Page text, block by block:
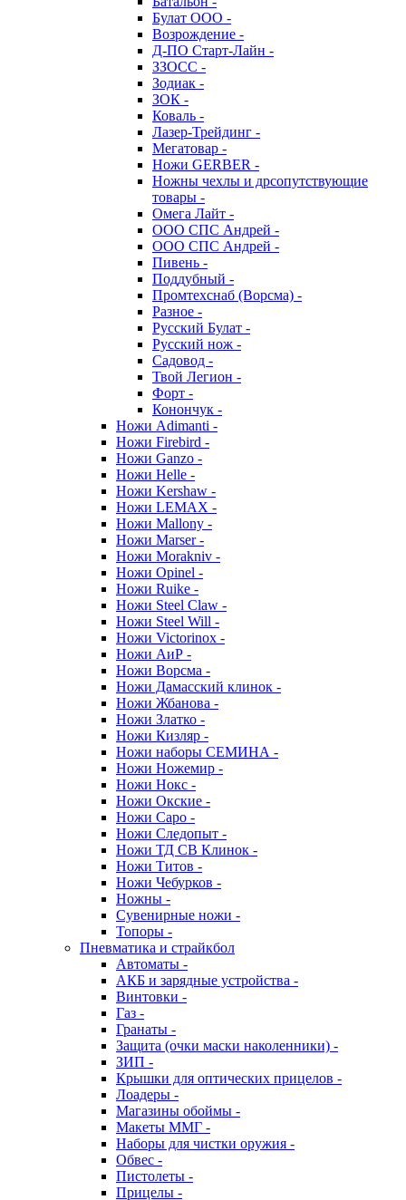
Булат ООО -
Возрождение -
Д-ПО Старт-Лайн -
ЗЗОСС -
Зодиак -
ЗОК -
Коваль -
Лазер-Трейдинг -
Мегатовар -
Ножи GERBER -
Ножны чехлы и дрсопутствующие
товары -
Омега Лайт -
ООО СПС Андрей -
ООО СПС Андрей -
Пивень -
Поддубный -
Промтехснаб (Ворсма) -
Разное -
Русский Булат -
Русский нож -
Садовод -
Твой Легион -
Форт -
Конончук -
Ножи Adimanti -
Ножи Firebird -
Ножи Ganzo -
Ножи Helle -
Ножи Kershaw -
Ножи LEMAX -
Ножи Mallony -
Ножи Marser -
Ножи Morakniv -
Ножи Opinel -
Ножи Ruike -
Ножи Steel Claw -
Ножи Steel Will -
Ножи Victorinox -
Ножи АиР -
Ножи Ворсма -
Ножи Дамасский клинок -
Ножи Жбанова -
Ножи Златко -
Ножи Кизляр -
Ножи наборы СЕМИНА -
Ножи Ножемир -
Ножи Нокс -
Ножи Окские -
Ножи Саро -
Ножи Следопыт -
Ножи ТД СВ Клинок -
Ножи Титов -
Ножи Чебурков -
Ножны -
Сувенирные ножи -
Топоры -
Пневматика и страйкбол
Автоматы -
АКБ и зарядные устройства -
Винтовки -
Газ -
Гранаты -
Защита (очки маски наколенники) -
ЗИП -
Крышки для оптических прицелов -
Лоадеры -
Магазины обоймы -
Макеты ММГ -
Наборы для чистки оружия -
Обвес -
Пистолеты -
Прицелы -